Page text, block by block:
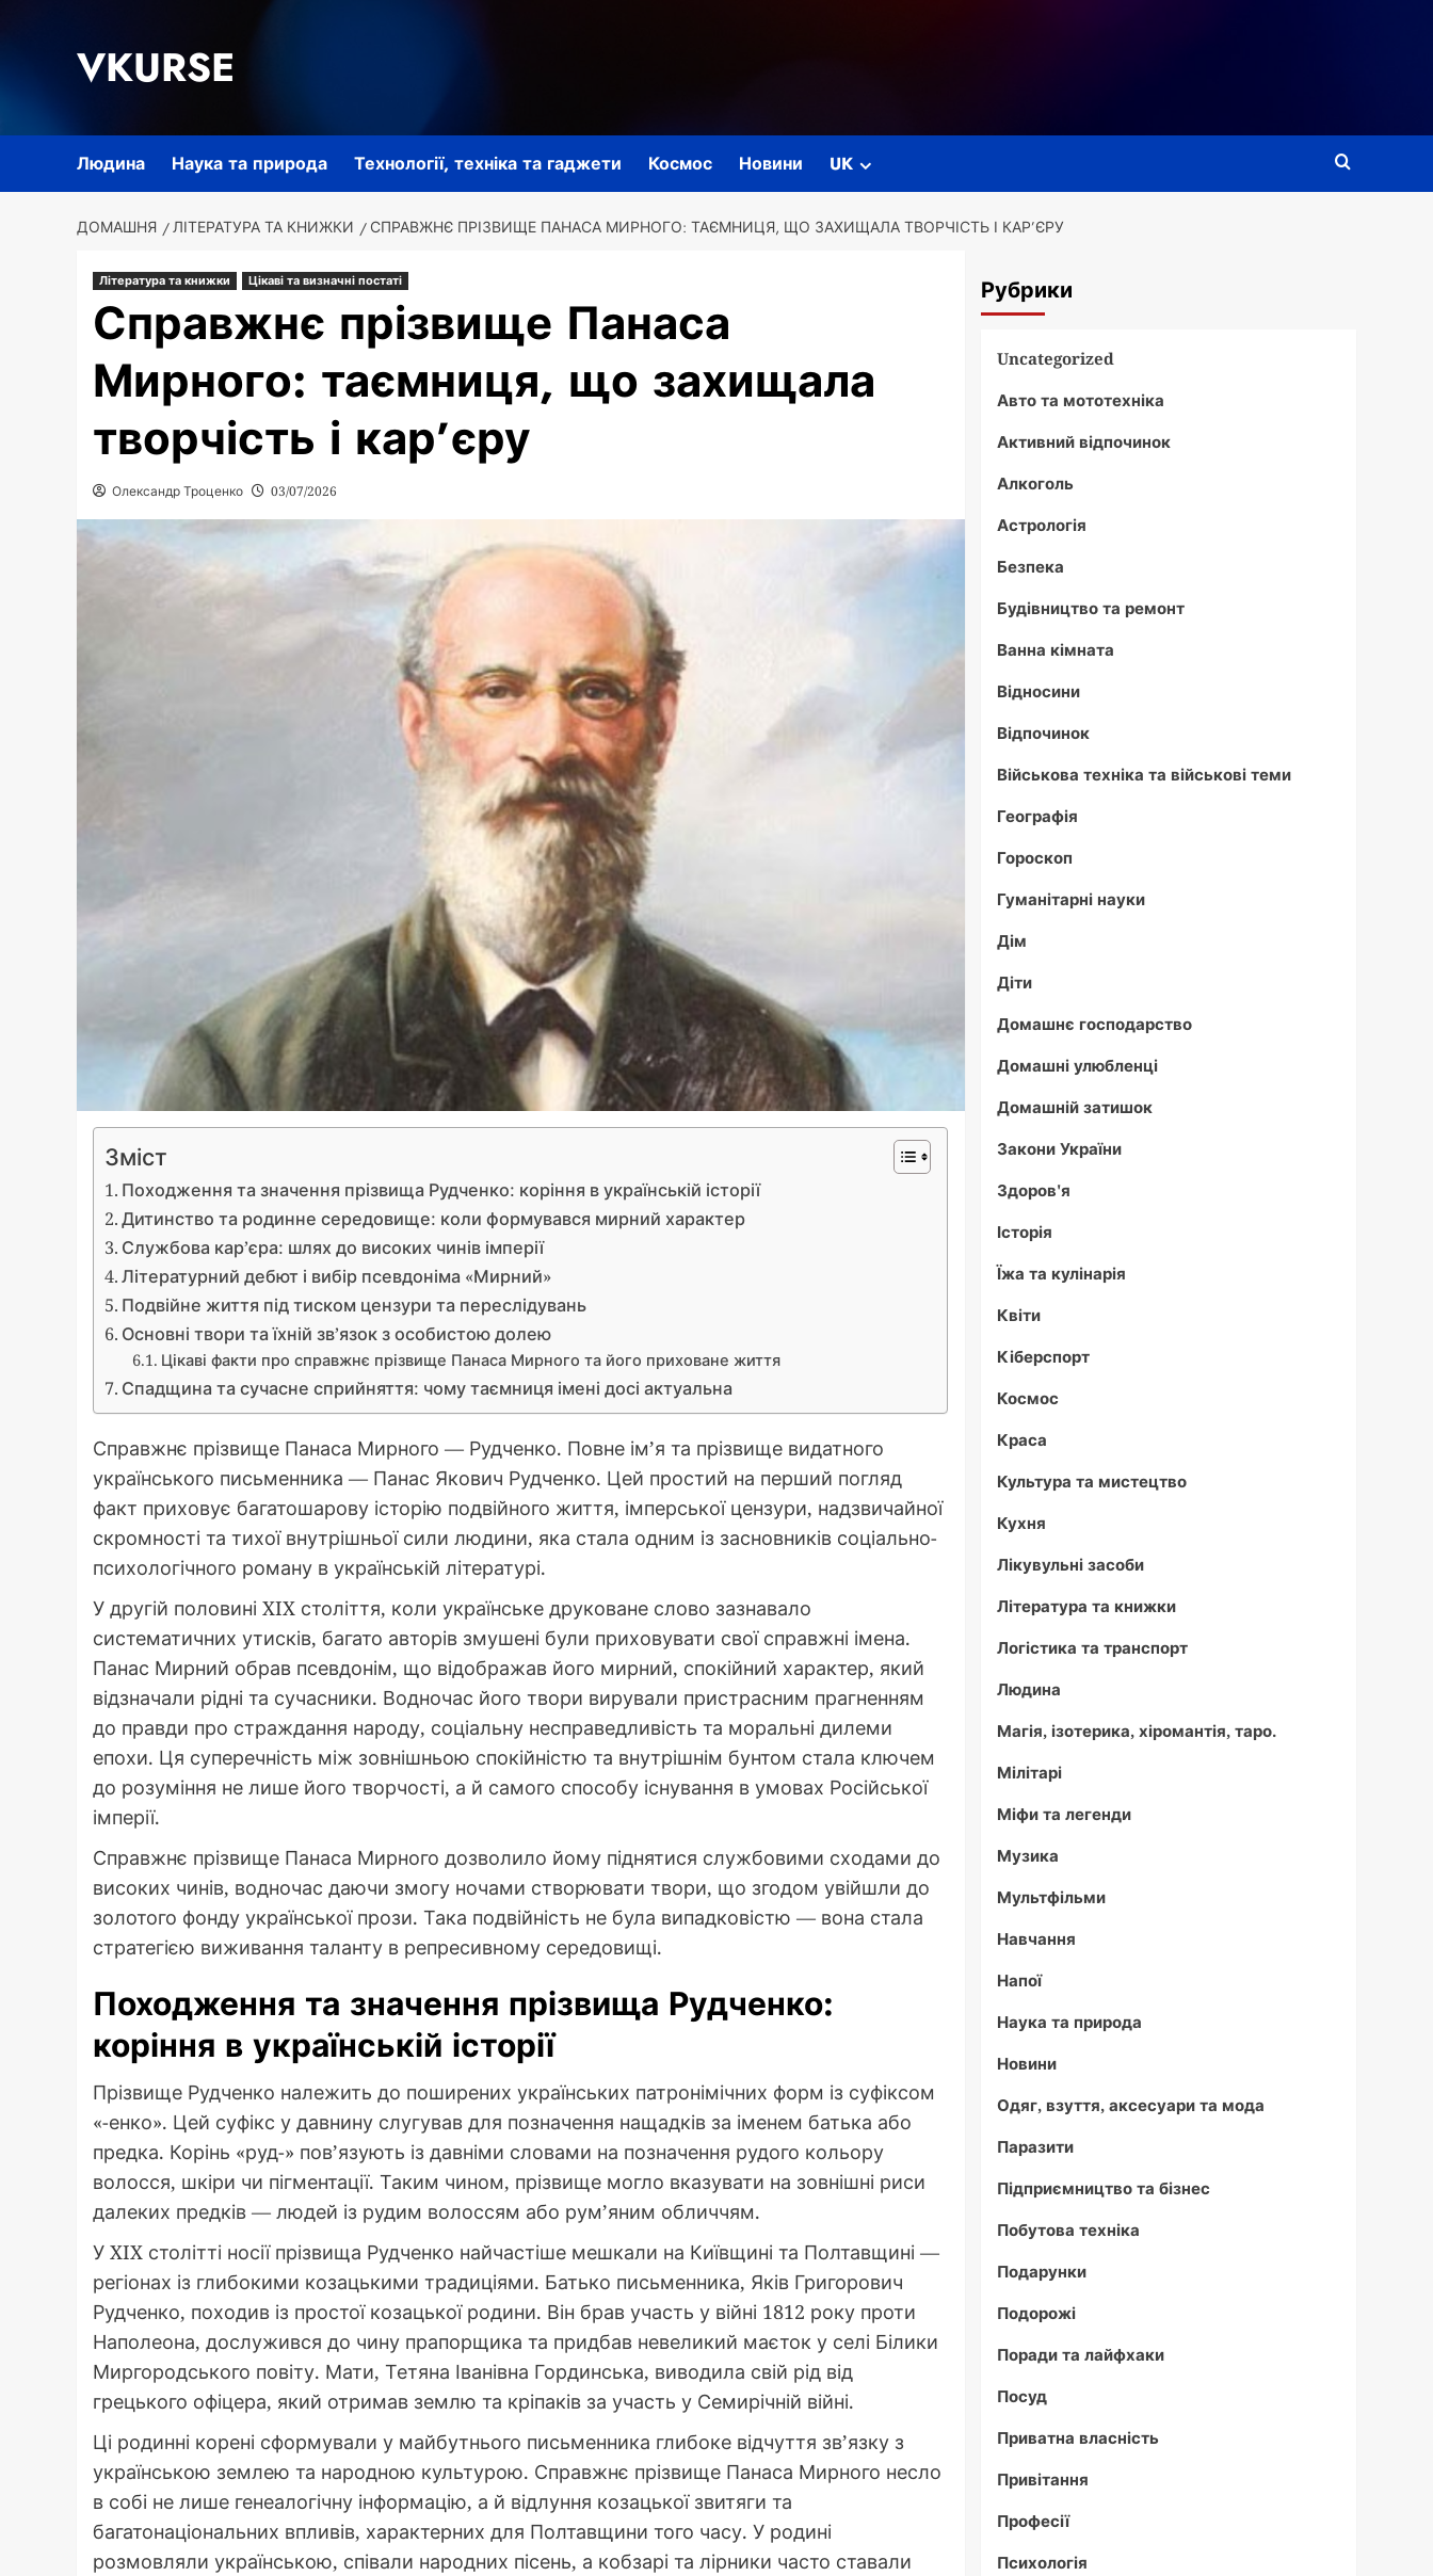
VKURSE
Людина Наука та природа Технології, техніка та гаджети Космос Новини UK
ДОМАШНЯ ЛІТЕРАТУРА ТА КНИЖКИ СПРАВЖНЄ ПРІЗВИЩЕ ПАНАСА МИРНОГО: ТАЄМНИЦЯ, ЩО ЗАХИЩАЛА ТВОРЧІСТЬ І КАР’ЄРУ
Література та книжки Цікаві та визначні постаті
Справжнє прізвище Панаса
Мирного: таємниця, що захищала
творчість і кар’єру
Олександр Троценко 03/07/2026
Зміст
Походження та значення прізвища Рудченко: коріння в українській історії
Дитинство та родинне середовище: коли формувався мирний характер
Службова кар’єра: шлях до високих чинів імперії
Літературний дебют і вибір псевдоніма «Мирний»
Подвійне життя під тиском цензури та переслідувань
Основні твори та їхній зв’язок з особистою долею
Цікаві факти про справжнє прізвище Панаса Мирного та його приховане життя
Спадщина та сучасне сприйняття: чому таємниця імені досі актуальна
Справжнє прізвище Панаса Мирного — Рудченко. Повне ім’я та прізвище видатного
українського письменника — Панас Якович Рудченко. Цей простий на перший погляд
факт приховує багатошарову історію подвійного життя, імперської цензури, надзвичайної
скромності та тихої внутрішньої сили людини, яка стала одним із засновників соціально-
психологічного роману в українській літературі.
У другій половині XIX століття, коли українське друковане слово зазнавало
систематичних утисків, багато авторів змушені були приховувати свої справжні імена.
Панас Мирний обрав псевдонім, що відображав його мирний, спокійний характер, який
відзначали рідні та сучасники. Водночас його твори вирували пристрасним прагненням
до правди про страждання народу, соціальну несправедливість та моральні дилеми
епохи. Ця суперечність між зовнішньою спокійністю та внутрішнім бунтом стала ключем
до розуміння не лише його творчості, а й самого способу існування в умовах Російської
імперії.
Справжнє прізвище Панаса Мирного дозволило йому піднятися службовими сходами до
високих чинів, водночас даючи змогу ночами створювати твори, що згодом увійшли до
золотого фонду української прози. Така подвійність не була випадковістю — вона стала
стратегією виживання таланту в репресивному середовищі.
Походження та значення прізвища Рудченко:
коріння в українській історії
Прізвище Рудченко належить до поширених українських патронімічних форм із суфіксом
«-енко». Цей суфікс у давнину слугував для позначення нащадків за іменем батька або
предка. Корінь «руд-» пов’язують із давніми словами на позначення рудого кольору
волосся, шкіри чи пігментації. Таким чином, прізвище могло вказувати на зовнішні риси
далеких предків — людей із рудим волоссям або рум’яним обличчям.
У XIX столітті носії прізвища Рудченко найчастіше мешкали на Київщині та Полтавщині —
регіонах із глибокими козацькими традиціями. Батько письменника, Яків Григорович
Рудченко, походив із простої козацької родини. Він брав участь у війні 1812 року проти
Наполеона, дослужився до чину прапорщика та придбав невеликий маєток у селі Білики
Миргородського повіту. Мати, Тетяна Іванівна Гординська, виводила свій рід від
грецького офіцера, який отримав землю та кріпаків за участь у Семирічній війні.
Ці родинні корені сформували у майбутнього письменника глибоке відчуття зв’язку з
українською землею та народною культурою. Справжнє прізвище Панаса Мирного несло
в собі не лише генеалогічну інформацію, а й відлуння козацької звитяги та
багатонаціональних впливів, характерних для Полтавщини того часу. У родині
розмовляли українською, співали народних пісень, а кобзарі та лірники часто ставали
Рубрики
Uncategorized
Авто та мототехніка
Активний відпочинок
Алкоголь
Астрологія
Безпека
Будівництво та ремонт
Ванна кімната
Відносини
Відпочинок
Військова техніка та військові теми
Географія
Гороскоп
Гуманітарні науки
Дім
Діти
Домашнє господарство
Домашні улюбленці
Домашній затишок
Закони України
Здоров'я
Історія
Їжа та кулінарія
Квіти
Кіберспорт
Космос
Краса
Культура та мистецтво
Кухня
Лікувульні засоби
Література та книжки
Логістика та транспорт
Людина
Магія, ізотерика, хіромантія, таро.
Мілітарі
Міфи та легенди
Музика
Мультфільми
Навчання
Напої
Наука та природа
Новини
Одяг, взуття, аксесуари та мода
Паразити
Підприємництво та бізнес
Побутова техніка
Подарунки
Подорожі
Поради та лайфхаки
Посуд
Приватна власність
Привітання
Професії
Психологія